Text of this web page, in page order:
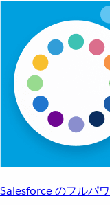
Salesforce のフルパ